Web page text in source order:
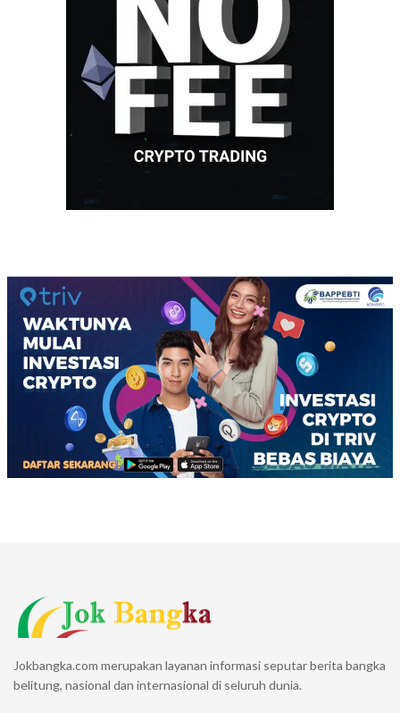
Jokbangka.com merupakan layanan informasi seputar berita bangka
belitung, nasional dan internasional di seluruh dunia.